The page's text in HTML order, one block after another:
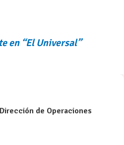
en “El Universal”
de Operaciones